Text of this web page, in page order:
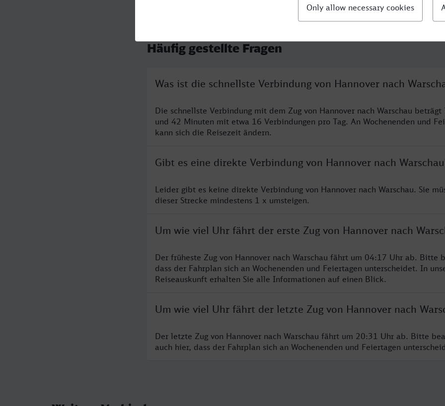
Häufig gestellte Fragen
Was ist die schnellste Verbindung von Hannover nach
Die schnellste Verbindung mit dem Zug von Hannover nach Warschau beträgt
und 42 Minuten mit etwa 16 Verbindungen pro Tag. An Wochenenden und
kann sich die Reisezeit ändern.
Gibt es eine direkte Verbindung von Hannover nach
Leider gibt es keine direkte Verbindung von Hannover nach Warschau. Sie
dieser Strecke mindestens 1 x umsteigen.
Um wie viel Uhr fährt der erste Zug von Hannover nach
Der früheste Zug von Hannover nach Warschau fährt um 04:17 Uhr ab. Bitte
dass der Fahrplan sich an Wochenenden und Feiertagen unterscheidet. In
Reiseauskunft erhalten Sie alle Informationen auf einen Blick.
Um wie viel Uhr fährt der letzte Zug von Hannover nach
Der letzte Zug von Hannover nach Warschau fährt um 20:31 Uhr ab. Bitte
auch hier, dass der Fahrplan sich an Wochenenden und Feiertagen